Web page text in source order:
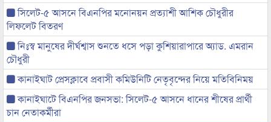
সিলেট-৫ আসনে বিএনপির মনোনয়ন প্রত্যাশী আশিক চৌধুরীর
লিফলেট বিতরণ
নিঃস্ব মানুষের দীর্ঘশ্বাস শুনতে ধসে পড়া কুশিয়ারাপারে অ্যাড. এমরান
চৌধুরী
কানাইঘাট প্রেসক্লাবে প্রবাসী কমিউনিটি নেতৃবৃন্দের নিয়ে মতিবিনিময়
কানাইঘাটে বিএনপির জনসভা: সিলেট-৫ আসনে ধানের শীষের প্রার্থী
চান নেতাকর্মীরা